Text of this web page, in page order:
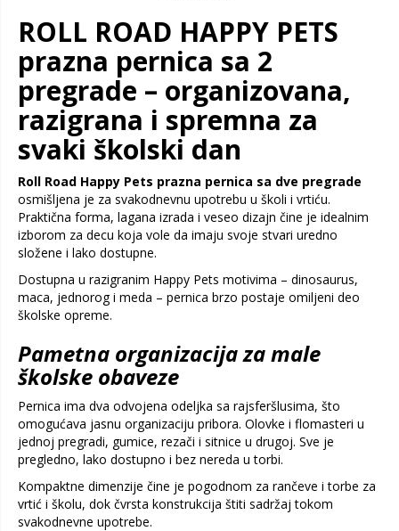
ROLL ROAD HAPPY PETS
prazna pernica sa 2
pregrade – organizovana,
razigrana i spremna za
svaki školski dan
Roll Road Happy Pets prazna pernica sa dve pregrade
osmišljena je za svakodnevnu upotrebu u školi i vrtiću.
Praktična forma, lagana izrada i veseo dizajn čine je idealnim
izborom za decu koja vole da imaju svoje stvari uredno
složene i lako dostupne.
Dostupna u razigranim Happy Pets motivima – dinosaurus,
maca, jednorog i meda – pernica brzo postaje omiljeni deo
školske opreme.
Pametna organizacija za male
školske obaveze
Pernica ima dva odvojena odeljka sa rajsferšlusima, što
omogućava jasnu organizaciju pribora. Olovke i flomasteri u
jednoj pregradi, gumice, rezači i sitnice u drugoj. Sve je
pregledno, lako dostupno i bez nereda u torbi.
Kompaktne dimenzije čine je pogodnom za rančeve i torbe za
vrtić i školu, dok čvrsta konstrukcija štiti sadržaj tokom
svakodnevne upotrebe.